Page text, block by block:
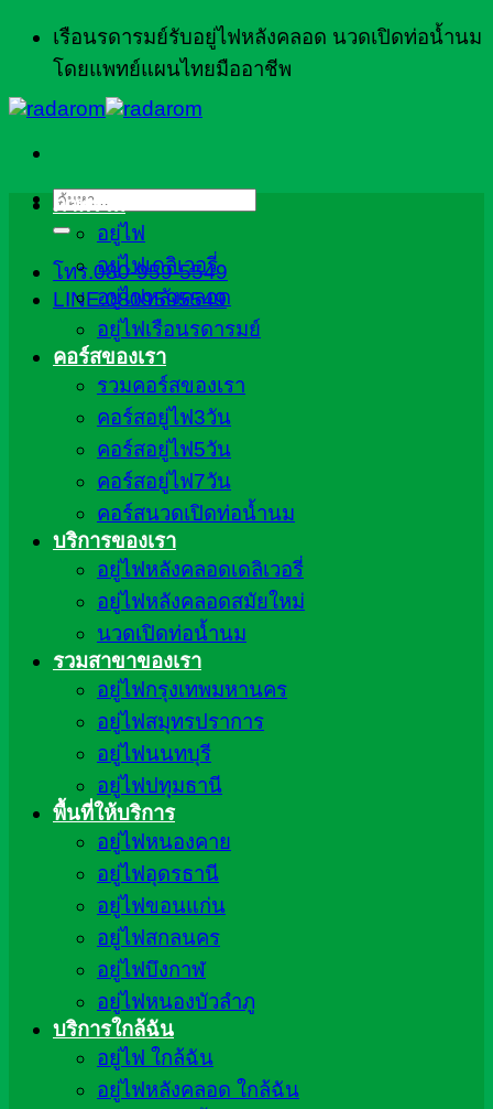
ข้าม
ยัง
เรือนรดารมย์รับอยู่ไฟหลังคลอด นวดเปิดท่อน้ำนม
โดยแพทย์แผนไทยมืออาชีพ
ค้นหา:
โทร.080-959-5549
LINE:0809595549
ภาพรวม
อยู่ไฟ
อยู่ไฟเดลิเวอรี่
อยู่ไฟหลังคลอด
อยู่ไฟเรือนรดารมย์
คอร์สของเรา
รวมคอร์สของเรา
คอร์สอยู่ไฟ3วัน
คอร์สอยู่ไฟ5วัน
คอร์สอยู่ไฟ7วัน
คอร์สนวดเปิดท่อน้ำนม
บริการของเรา
อยู่ไฟหลังคลอดเดลิเวอรี่
อยู่ไฟหลังคลอดสมัยใหม่
นวดเปิดท่อน้ำนม
รวมสาขาของเรา
อยู่ไฟกรุงเทพมหานคร
อยู่ไฟสมุทรปราการ
อยู่ไฟนนทบุรี
อยู่ไฟปทุมธานี
พื้นที่ให้บริการ
อยู่ไฟหนองคาย
อยู่ไฟอุดรธานี
อยู่ไฟขอนแก่น
อยู่ไฟสกลนคร
อยู่ไฟบึงกาฬ
อยู่ไฟหนองบัวลำภู
บริการใกล้ฉัน
อยู่ไฟ ใกล้ฉัน
อยู่ไฟหลังคลอด ใกล้ฉัน